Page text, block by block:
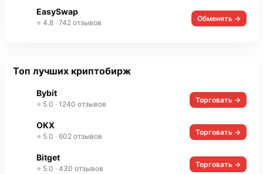
EasySwap
⭐ 4.8 · 742 отзывов Обменять →
Топ лучших криптобирж
Bybit
⭐ 5.0 · 1240 отзывов Торговать →
OKX
⭐ 5.0 · 602 отзывов Торговать →
Bitget
⭐ 5.0 · 430 отзывов Торговать →